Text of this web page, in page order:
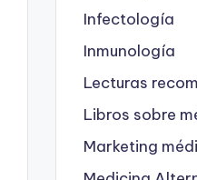
Infectología
Inmunología
Lecturas
Libros sobre
Marketing